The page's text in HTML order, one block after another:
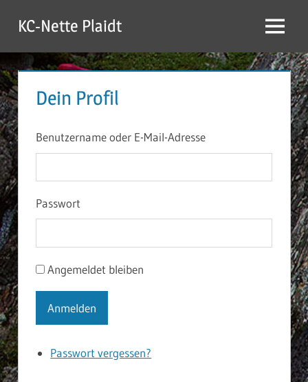
Inhalt
springen
KC-Nette Plaidt Menü
Dein Profil
Benutzername oder E-Mail-Adresse
Passwort
Angemeldet bleiben
Anmelden
Passwort vergessen?